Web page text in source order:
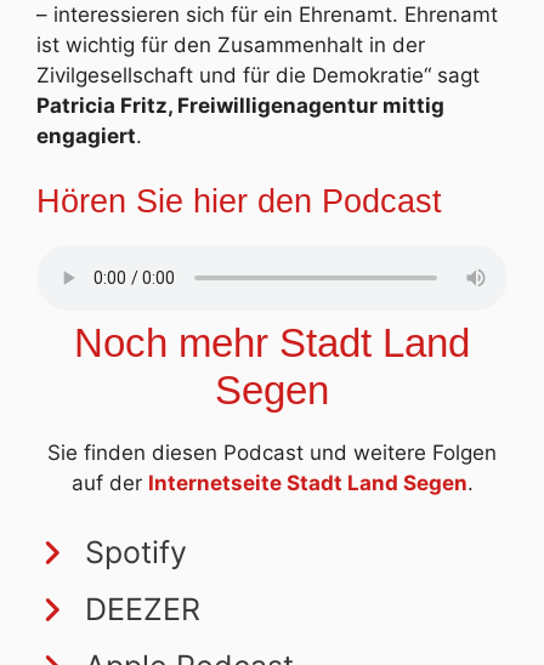
– interessieren sich für ein Ehrenamt. Ehrenamt
ist wichtig für den Zusammenhalt in der
Zivilgesellschaft und für die Demokratie“ sagt
Patricia Fritz, Freiwilligenagentur mittig
engagiert.
Hören Sie hier den Podcast
Noch mehr Stadt Land
Segen
Sie finden diesen Podcast und weitere Folgen
auf der Internetseite Stadt Land Segen.
Spotify
DEEZER